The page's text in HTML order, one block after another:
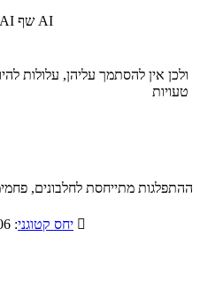
דיאטנית AI שף AI
טעויות
ההתפלגות מתייחסת לחלבונים,
יחס קטוגני 